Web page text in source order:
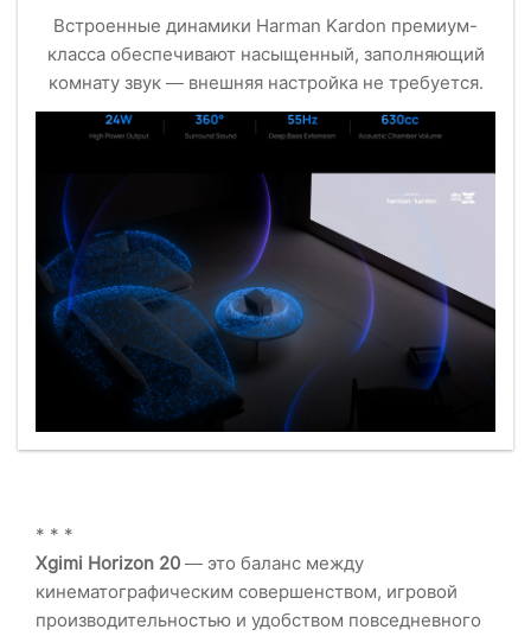
Встроенные динамики Harman Kardon премиум-
класса обеспечивают насыщенный, заполняющий
комнату звук — внешняя настройка не требуется.
* * *
Xgimi Horizon 20 — это баланс между
кинематографическим совершенством, игровой
производительностью и удобством повседневного